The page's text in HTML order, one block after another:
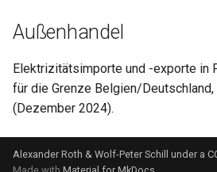
Außenhandel
Elektrizitätsimporte und -exporte in
für die Grenze Belgien/
(Dezember 2024).
Alexander Roth & Wolf-Peter Schill under a